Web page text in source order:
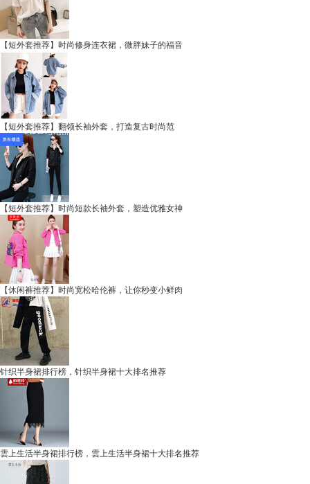
【短外套推荐】时尚修身连衣裙，微胖妹子的福音
【短外套推荐】翻领长袖外套，打造复古时尚范
【短外套推荐】时尚短款长袖外套，塑造优雅女神
【休闲裤推荐】时尚宽松哈伦裤，让你秒变小鲜肉
针织半身裙排行榜，针织半身裙十大排名推荐
雲上生活半身裙排行榜，雲上生活半身裙十大排名推荐